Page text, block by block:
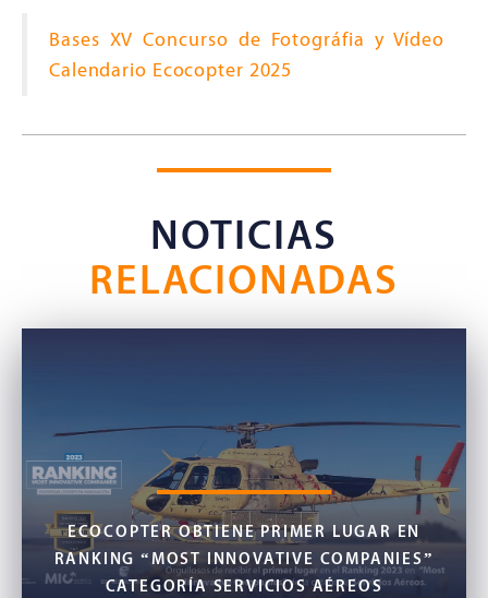
Bases XV Concurso de Fotográfia y Vídeo
Calendario Ecocopter 2025
NOTICIAS
RELACIONADAS
ECOCOPTER OBTIENE PRIMER LUGAR EN
RANKING “MOST INNOVATIVE COMPANIES”
CATEGORÍA SERVICIOS AÉREOS